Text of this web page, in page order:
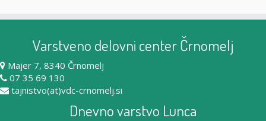
Varstveno delovni center Črnomelj
Majer 7, 8340 Črnomelj
07 35 69 130
tajnistvo(at)vdc-crnomelj.si
Dnevno varstvo Lunca